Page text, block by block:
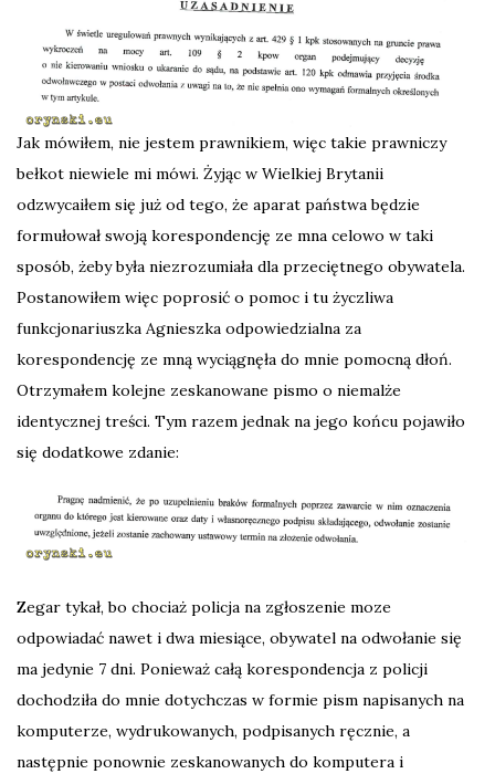
Jak mówiłem, nie jestem prawnikiem, więc takie prawniczy
bełkot niewiele mi mówi. Żyjąc w Wielkiej Brytanii
odzwycaiłem się już od tego, że aparat państwa będzie
formułował swoją korespondencję ze mna celowo w taki
sposób, żeby była niezrozumiała dla przeciętnego obywatela.
Postanowiłem więc poprosić o pomoc i tu życzliwa
funkcjonariuszka Agnieszka odpowiedzialna za
korespondencję ze mną wyciągnęła do mnie pomocną dłoń.
Otrzymałem kolejne zeskanowane pismo o niemalże
identycznej treści. Tym razem jednak na jego końcu pojawiło
się dodatkowe zdanie:
Zegar tykał, bo chociaż policja na zgłoszenie moze
odpowiadać nawet i dwa miesiące, obywatel na odwołanie się
ma jedynie 7 dni. Ponieważ całą korespondencja z policji
dochodziła do mnie dotychczas w formie pism napisanych na
komputerze, wydrukowanych, podpisanych ręcznie, a
następnie ponownie zeskanowanych do komputera i